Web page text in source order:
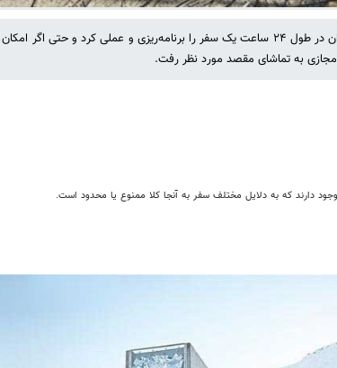
به مدد تکنولوژی امروزه می‌توان در طول ۲۴ ساعت یک سفر را برنامه‌ریزی و عملی کرد و حتی
به تماشای مقصد مورد نظر رفت.
دارند که به دلایل مختلف سفر به آنجا کلا ممنوع یا محدود است.